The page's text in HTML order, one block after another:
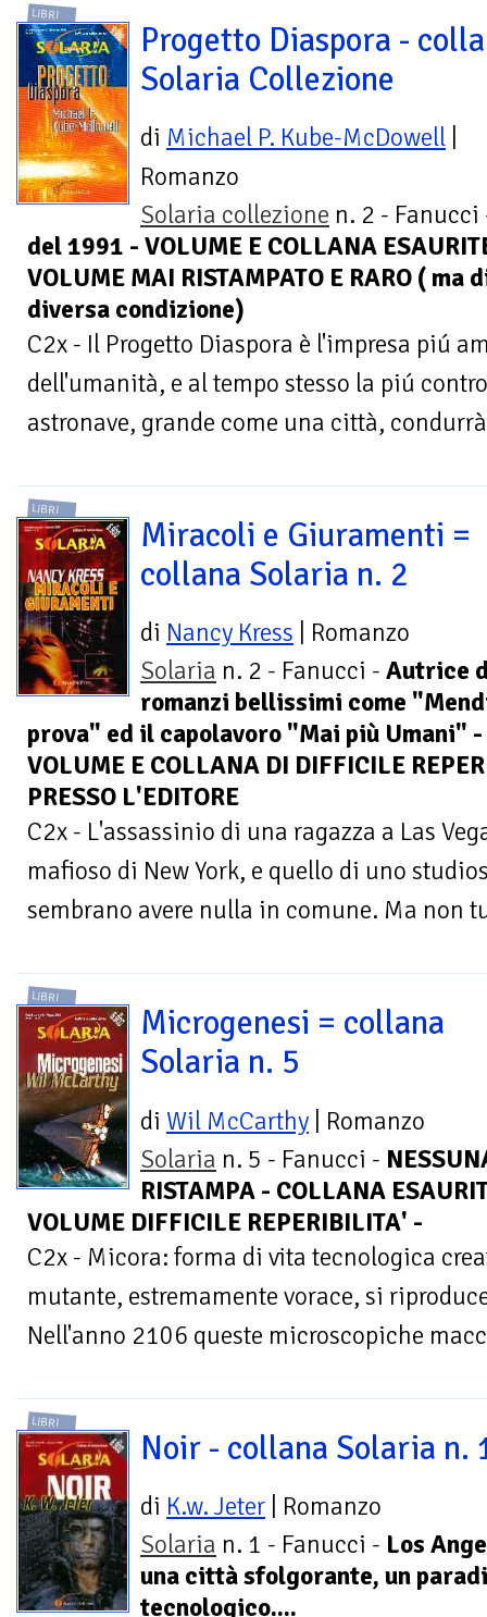
LIBRI
Progetto Diaspora -
Solaria Collezione
di Michael P. Kube-McDowell
Romanzo
Solaria collezione n. 2 -
del 1991 - VOLUME E COLLANA
VOLUME MAI RISTAMPATO E RARO (
diversa condizione)
C2x - Il Progetto Diaspora è l'impresa piú
dell'umanità, e al tempo stesso la piú
astronave, grande come una città,
LIBRI
Miracoli e Giuramenti =
collana Solaria n. 2
di Nancy Kress | Romanzo
Solaria n. 2 - Fanucci - Autrice
romanzi bellissimi come
prova" ed il capolavoro "Mai più Umani" -
VOLUME E COLLANA DI DIFFICILE
PRESSO L'EDITORE
C2x - L'assassinio di una ragazza a Las
mafioso di New York, e quello di uno
sembrano avere nulla in comune. Ma non
LIBRI
Microgenesi = collana
Solaria n. 5
di Wil McCarthy | Romanzo
Solaria n. 5 - Fanucci -
RISTAMPA - COLLANA
VOLUME DIFFICILE REPERIBILITA' -
C2x - Micora: forma di vita tecnologica
mutante, estremamente vorace, si
Nell'anno 2106 queste microscopiche
LIBRI
Noir - collana Solaria n.
di K.w. Jeter | Romanzo
Solaria n. 1 - Fanucci - Los
una città sfolgorante, un
tecnologico....